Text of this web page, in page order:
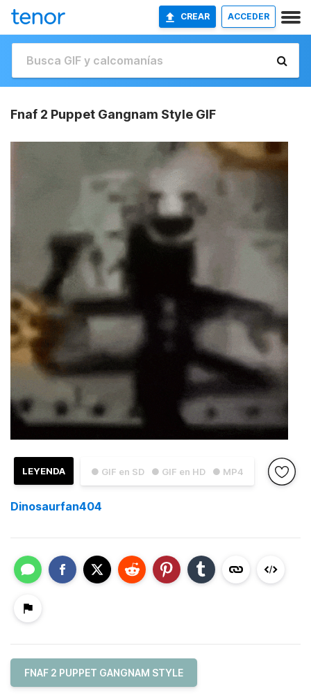
CREAR ACCEDER
Fnaf 2 Puppet Gangnam Style GIF
● GIF en SD ● GIF en HD ● MP4
LEYENDA
Dinosaurfan404
FNAF 2 PUPPET GANGNAM STYLE